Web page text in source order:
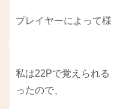
プレイヤーによって
私は22Pで覚えられる
ったので、